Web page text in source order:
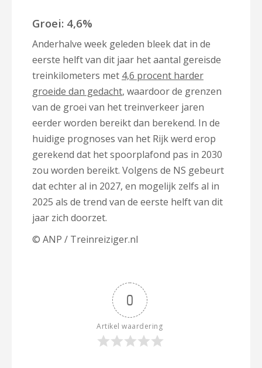
Groei: 4,6%
Anderhalve week geleden bleek dat in de
eerste helft van dit jaar het aantal gereisde
treinkilometers met 4,6 procent harder
groeide dan gedacht, waardoor de grenzen
van de groei van het treinverkeer jaren
eerder worden bereikt dan berekend. In de
huidige prognoses van het Rijk werd erop
gerekend dat het spoorplafond pas in 2030
zou worden bereikt. Volgens de NS gebeurt
dat echter al in 2027, en mogelijk zelfs al in
2025 als de trend van de eerste helft van dit
jaar zich doorzet.
© ANP / Treinreiziger.nl
0
Artikel waardering